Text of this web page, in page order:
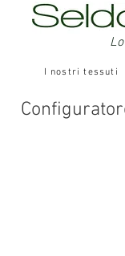
I nostri tessuti